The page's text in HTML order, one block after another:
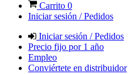
Carrito 0
Iniciar sesión / Pedidos
Iniciar sesión / Pedidos
Precio fijo por 1 año
Empleo
Conviértete en distribuidor